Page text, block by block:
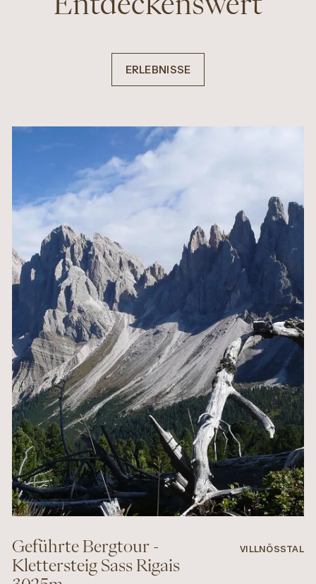
ERLEBNISSE
Geführte Bergtour -
Klettersteig Sass Rigais
VILLNÖSSTAL